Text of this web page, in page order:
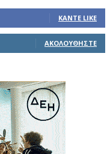
ΚΆΝΤΕ LIKE
ΑΚΟΛΟΥΘΉΣΤΕ